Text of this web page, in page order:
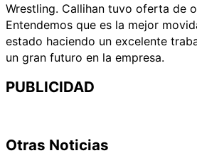
Wrestling. Callihan tuvo oferta de
Entendemos que es la mejor
estado haciendo un excelente
un gran futuro en la empresa.
PUBLICIDAD
Otras Noticias